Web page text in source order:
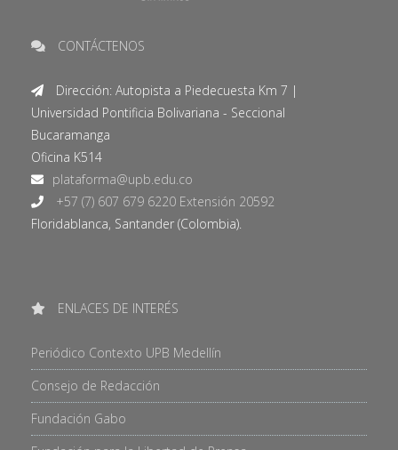
CONTÁCTENOS
Dirección: Autopista a Piedecuesta Km 7 |
Universidad Pontificia Bolivariana - Seccional
Bucaramanga
Oficina K514
+57 (7) 607 679 6220 Extensión 20592
Floridablanca, Santander (Colombia).
ENLACES DE INTERÉS
Periódico Contexto UPB Medellín
Consejo de Redacción
Fundación Gabo